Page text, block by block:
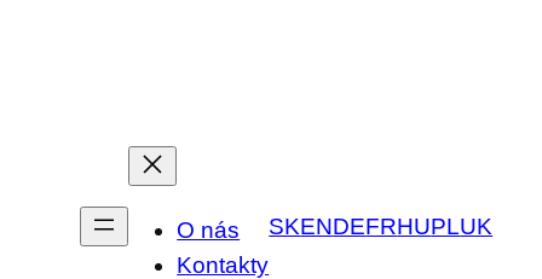
O nás
Kontakty
SKENDEFRHUPLUK